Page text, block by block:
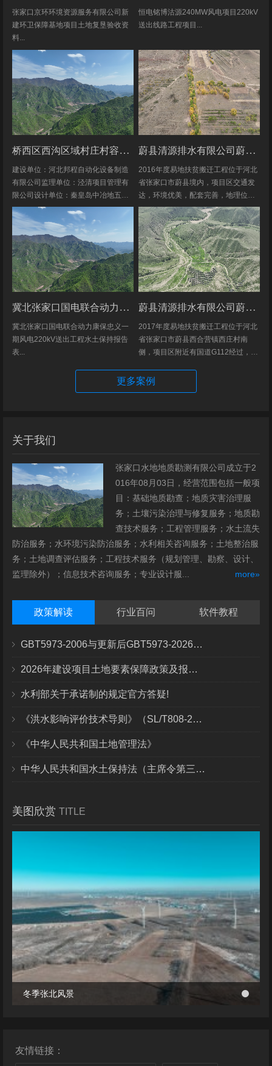
张家口京环环境资源服务有限公司新
建环卫保障基地项目土地复垦验收资
料...
恒电铭博沽源240MW风电项目220kV
送出线路工程项目...
桥西区西沟区域村庄村容村貌改造提升及基础设施建设项目堆料场土地复垦验收资料
建设单位：河北邦程自动化设备制造
有限公司监理单位：泾清项目管理有
限公司设计单位：秦皇岛中冶地五一
五勘测有限公司施工单位：河北康安
劳务派遣有限公司桥西区西沟区域村
庄村容村貌改造提升及基础设施建设
项目堆料...
蔚县清源排水有限公司蔚县2016年度易地扶贫搬迁工程水土保持方案
2016年度易地扶贫搬迁工程位于河北
省张家口市蔚县境内，项目区交通发
达，环境优美，配套完善，地理位置
优越。项目地理位置图见附图1-1。项
目共建12个易地搬迁安置区，分别位
于白草村乡西户庄村、柏树乡柏树...
冀北张家口国电联合动力康保忠义一期风电220kV送出工程水土保持报告表
冀北张家口国电联合动力康保忠义一
期风电220kV送出工程水土保持报告
表...
蔚县清源排水有限公司蔚县2017年度易地扶贫搬迁工程（一期）水土保持方案
2017年度易地扶贫搬迁工程位于河北
省张家口市蔚县西合营镇西庄村南
侧，项目区附近有国道G112经过，交
位置优越。项目地理位置图见附图1。
项目总占地面积14.82hm2,...
更多案例
关于我们
张家口水地地质勘测有限公司成立于2
016年08月03日，经营范围包括一般项
目：基础地质勘查；地质灾害治理服
务；土壤污染治理与修复服务；地质勘
查技术服务；工程管理服务；水土流失
防治服务；水环境污染防治服务；水利相关咨询服务；土地整治服
务；土地调查评估服务；工程技术服务（规划管理、勘察、设计、
监理除外）；信息技术咨询服务；专业设计服...
more»
政策解读 行业百问 软件教程
GBT5973-2006与更新后GBT5973-2026区别你知道几点？
2026年建设项目土地要素保障政策及报批流程
水利部关于承诺制的规定官方答疑!
《洪水影响评价技术导则》（SL/T808-2025）核心解读
《中华人民共和国土地管理法》
中华人民共和国水土保持法（主席令第三十九号）
美图欣赏 TITLE
冬季张北风景
冬季张北风景
友情链接：